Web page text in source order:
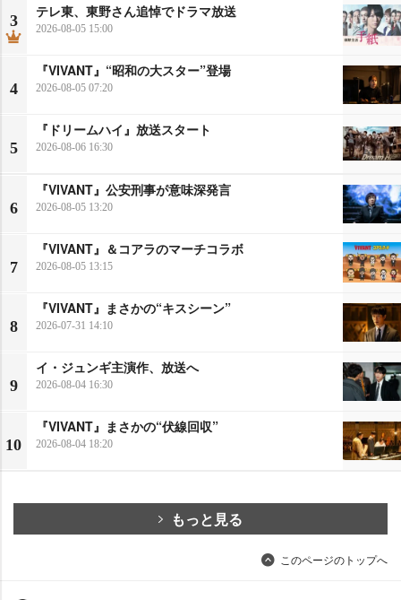
3
テレ東、東野さん追悼でドラマ放送
2026-08-05 15:00
4
『VIVANT』“昭和の大スター”登場
2026-08-05 07:20
5
『ドリームハイ』放送スタート
2026-08-06 16:30
6
『VIVANT』公安刑事が意味深発言
2026-08-05 13:20
7
『VIVANT』＆コアラのマーチコラボ
2026-08-05 13:15
8
『VIVANT』まさかの“キスシーン”
2026-07-31 14:10
9
イ・ジュンギ主演作、放送へ
2026-08-04 16:30
10
『VIVANT』まさかの“伏線回収”
2026-08-04 18:20
もっと見る
このページのトップへ